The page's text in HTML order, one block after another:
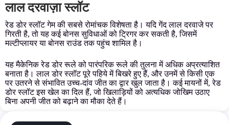
लाल दरवाज़ा स्लॉट
रेड डोर स्लॉट गेम की सबसे रोमांचक विशेषता है। यदि गेंद लाल दरवाजे पर
गिरती है, तो यह कई बोनस सुविधाओं को ट्रिगर कर सकती है, जिसमें
मल्टीप्लायर या बोनस राउंड तक पहुंच शामिल है।
यह मैकेनिक रेड डोर रूले को पारंपरिक रूले की तुलना में अधिक अप्रत्याशित
बनाता है। लाल डोर स्लॉट पूरे पहिये में बिखरे हुए हैं, और उनमें से किसी एक
पर उतरने से संभावित उच्च-दांव जीत का द्वार खुल जाता है। कई मायनों में, रेड
डोर स्लॉट इस खेल का दिल हैं, जो खिलाड़ियों को अत्यधिक जोखिम उठाए
बिना अपनी जीत को बढ़ाने का मौका देते हैं।